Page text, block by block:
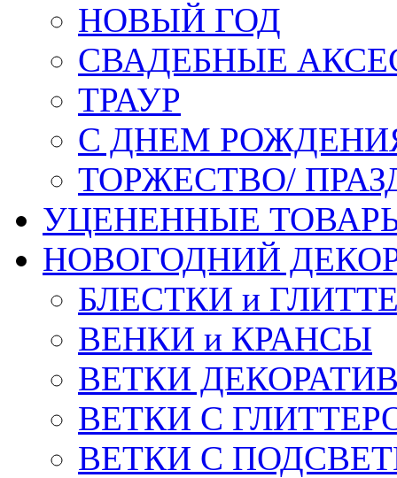
НОВЫЙ ГОД
СВАДЕБНЫЕ
ТРАУР
С ДНЕМ
ТОРЖЕСТВО/
УЦЕНЕННЫЕ
НОВОГОДНИЙ
БЛЕСТКИ и
ВЕНКИ и КРАНСЫ
ВЕТКИ
ВЕТКИ С
ВЕТКИ С